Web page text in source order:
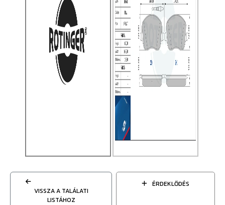
VISSZA A TALÁLATI
LISTÁHOZ
ÉRDEKLŐDÉS